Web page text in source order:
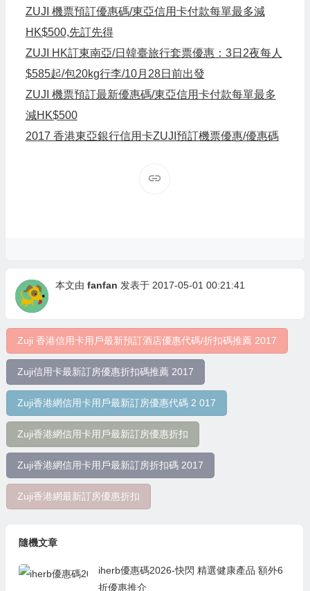
ZUJI 機票預訂優惠碼/東亞信用卡付款每單最多減
HK$500,先訂先得
ZUJI HK訂東南亞/日韓臺旅行套票優惠：3日2夜每人
$585起/包20kg行李/10月28日前出發
ZUJI 機票預訂最新優惠碼/東亞信用卡付款每單最多
減HK$500
2017 香港東亞銀行信用卡ZUJI預訂機票優惠/優惠碼
本文由 fanfan 发表于 2017-05-01 00:21:41
Zuji 香港信用卡用戶最新預訂酒店優惠代碼/折扣碼推薦 2017
Zuji信用卡最新訂房優惠折扣碼推薦 2017
Zuji香港網信用卡用戶最新訂房優惠代碼 2 017
Zuji香港網信用卡用戶最新訂房優惠折扣
Zuji香港網信用卡用戶最新訂房折扣碼 2017
Zuji香港網最新訂房優惠折扣
隨機文章
iherb優惠碼2026-快閃 精選健康產品 額外6
折優惠推介